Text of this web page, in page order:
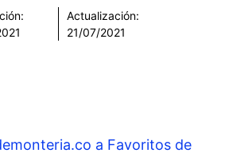
Actualización:
21/07/2021
a Favoritos de